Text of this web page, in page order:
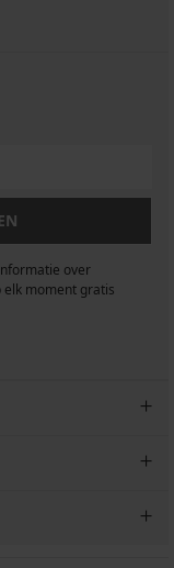
over
elk moment gratis